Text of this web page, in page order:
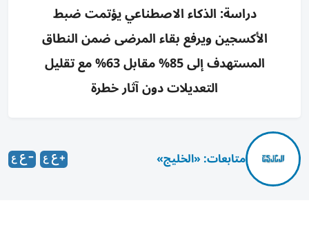
دراسة: الذكاء الاصطناعي يؤتمت ضبط
الأكسجين ويرفع بقاء المرضى ضمن النطاق
المستهدف إلى 85% مقابل 63% مع تقليل
التعديلات دون آثار خطرة
متابعات: «الخليج»